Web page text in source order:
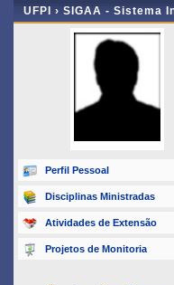
UFPI › SIGAA - Sistema
Perfil Pessoal
Disciplinas Ministradas
Atividades de Extensão
Projetos de Monitoria